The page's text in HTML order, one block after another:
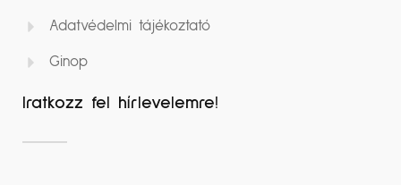
Adatvédelmi tájékoztató
Ginop
Iratkozz fel hírlevelemre!